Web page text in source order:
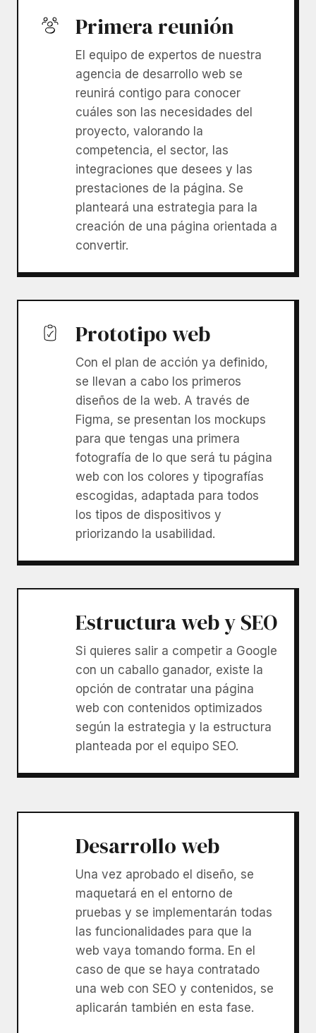
Primera reunión
El equipo de expertos de nuestra
agencia de desarrollo web se
reunirá contigo para conocer
cuáles son las necesidades del
proyecto, valorando la
competencia, el sector, las
integraciones que desees y las
prestaciones de la página. Se
planteará una estrategia para la
creación de una página orientada a
convertir.
Prototipo web
Con el plan de acción ya definido,
se llevan a cabo los primeros
diseños de la web. A través de
Figma, se presentan los mockups
para que tengas una primera
fotografía de lo que será tu página
web con los colores y tipografías
escogidas, adaptada para todos
los tipos de dispositivos y
priorizando la usabilidad.
Estructura web y SEO
Si quieres salir a competir a Google
con un caballo ganador, existe la
opción de contratar una página
web con contenidos optimizados
según la estrategia y la estructura
planteada por el equipo SEO.
Desarrollo web
Una vez aprobado el diseño, se
maquetará en el entorno de
pruebas y se implementarán todas
las funcionalidades para que la
web vaya tomando forma. En el
caso de que se haya contratado
una web con SEO y contenidos, se
aplicarán también en esta fase.